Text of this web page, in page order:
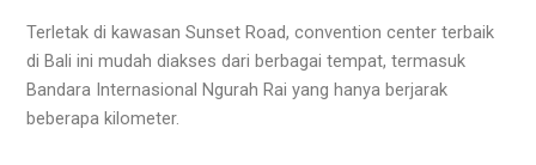
Terletak di kawasan Sunset Road, convention center terbaik
di Bali ini mudah diakses dari berbagai tempat, termasuk
Bandara Internasional Ngurah Rai yang hanya berjarak
beberapa kilometer.